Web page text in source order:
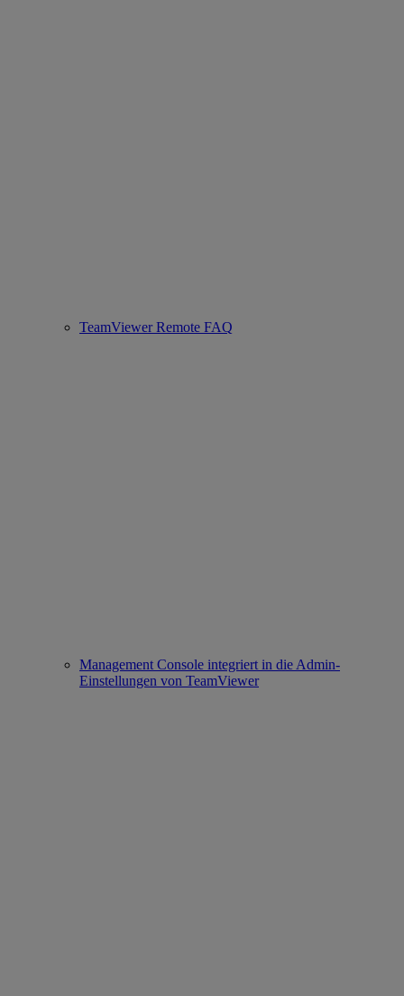
TeamViewer Remote FAQ
Management Console integriert in die Admin-
Einstellungen von TeamViewer